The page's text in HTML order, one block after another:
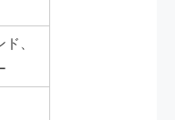
、